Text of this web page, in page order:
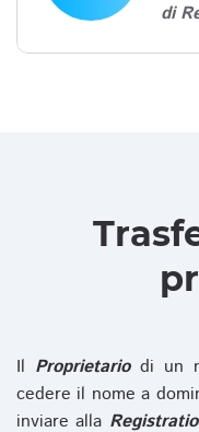
di
Il Proprietariodi un
cedere il nome a
inviare alla